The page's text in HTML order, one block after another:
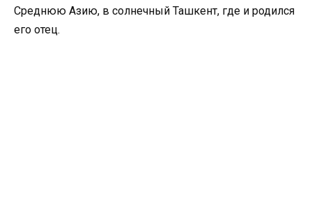
Среднюю Азию, в солнечный Ташкент, где и родился
его отец.